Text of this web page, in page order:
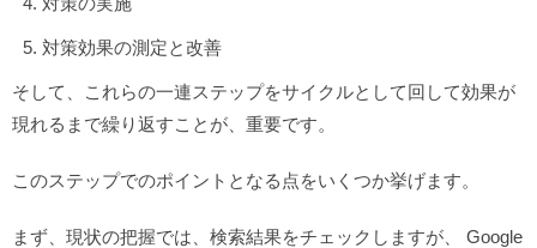
対策効果の測定と改善
そして、これらの一連ステップをサイクルとして回して効果が
現れるまで繰り返すことが、重要です。
このステップでのポイントとなる点をいくつか挙げます。
まず、現状の把握では、検索結果をチェックしますが、 Google